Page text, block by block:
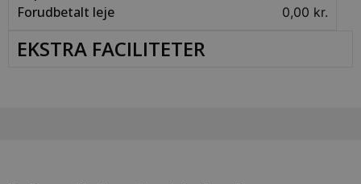
Forudbetalt leje 0,00 kr.
EKSTRA FACILITETER